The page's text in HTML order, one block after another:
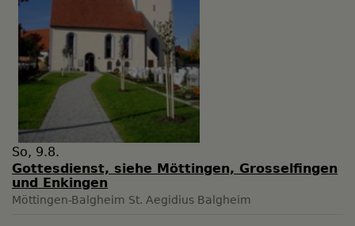
So, 9.8.
Gottesdienst, siehe Möttingen, Grosselfingen
und Enkingen
Möttingen-Balgheim St. Aegidius Balgheim